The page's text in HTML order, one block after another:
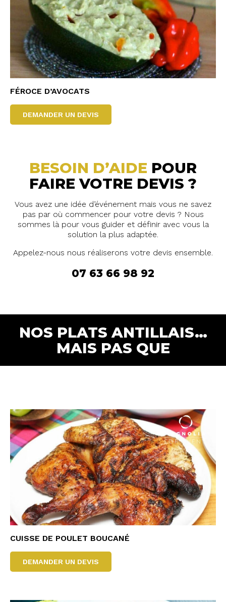
FÉROCE D’AVOCATS
DEMANDER UN DEVIS
BESOIN D’AIDE POUR
FAIRE VOTRE DEVIS ?
Vous avez une idée d’événement mais vous ne savez
pas par où commencer pour votre devis ? Nous
sommes là pour vous guider et définir avec vous la
solution la plus adaptée.
Appelez-nous nous réaliserons votre devis ensemble.
07 63 66 98 92
NOS PLATS ANTILLAIS…
MAIS PAS QUE
CUISSE DE POULET BOUCANÉ
DEMANDER UN DEVIS